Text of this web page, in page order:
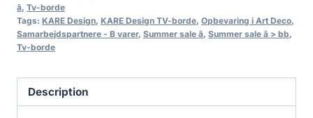
â, Tv-borde
Tags: KARE Design, KARE Design TV-borde, Opbevaring i Art Deco,
Samarbejdspartnere - B varer, Summer sale â, Summer sale â > bb,
Tv-borde
Description